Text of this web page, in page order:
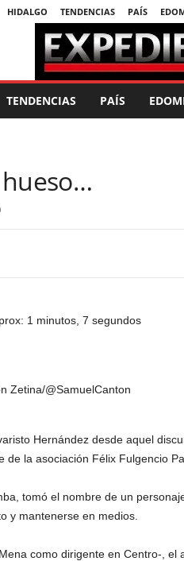
HIDALGO TENDENCIAS PAÍS
TENDENCIAS PAÍS
1 minutos, 7 segundos
Zetina/@SamuelCanton
Hernández desde aquel
de la asociación Félix Fulgencio
tomó el nombre de un
y mantenerse en medios.
como dirigente en Centro-, el